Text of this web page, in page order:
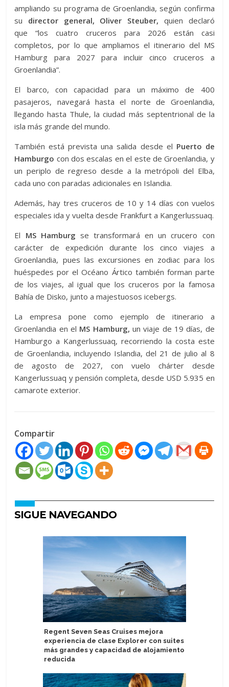
ampliando su programa de Groenlandia, según confirma
su director general, Oliver Steuber, quien declaró
que “los cuatro cruceros para 2026 están casi
completos, por lo que ampliamos el itinerario del MS
Hamburg para 2027 para incluir cinco cruceros a
Groenlandia”.
El barco, con capacidad para un máximo de 400
pasajeros, navegará hasta el norte de Groenlandia,
llegando hasta Thule, la ciudad más septentrional de la
isla más grande del mundo.
También está prevista una salida desde el Puerto de
Hamburgo con dos escalas en el este de Groenlandia, y
un periplo de regreso desde a la metrópoli del Elba,
cada uno con paradas adicionales en Islandia.
Además, hay tres cruceros de 10 y 14 días con vuelos
especiales ida y vuelta desde Frankfurt a Kangerlussuaq.
El MS Hamburg se transformará en un crucero con
carácter de expedición durante los cinco viajes a
Groenlandia, pues las excursiones en zodiac para los
huéspedes por el Océano Ártico también forman parte
de los viajes, al igual que los cruceros por la famosa
Bahía de Disko, junto a majestuosos icebergs.
La empresa pone como ejemplo de itinerario a
Groenlandia en el MS Hamburg, un viaje de 19 días, de
Hamburgo a Kangerlussuaq, recorriendo la costa este
de Groenlandia, incluyendo Islandia, del 21 de julio al 8
de agosto de 2027, con vuelo chárter desde
Kangerlussuaq y pensión completa, desde USD 5.935 en
camarote exterior.
Compartir
SIGUE NAVEGANDO
Regent Seven Seas Cruises mejora
experiencia de clase Explorer con suites
más grandes y capacidad de alojamiento
reducida